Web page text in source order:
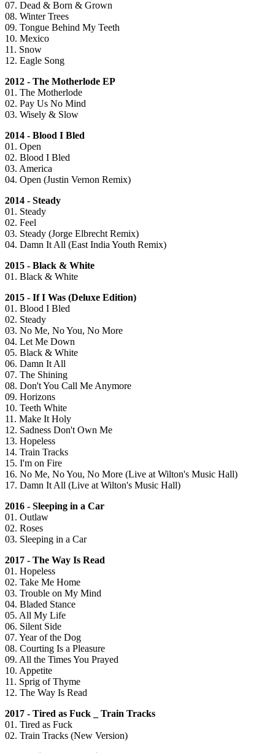
07. Dead & Born & Grown
08. Winter Trees
09. Tongue Behind My Teeth
10. Mexico
11. Snow
12. Eagle Song
2012 - The Motherlode EP
01. The Motherlode
02. Pay Us No Mind
03. Wisely & Slow
2014 - Blood I Bled
01. Open
02. Blood I Bled
03. America
04. Open (Justin Vernon Remix)
2014 - Steady
01. Steady
02. Feel
03. Steady (Jorge Elbrecht Remix)
04. Damn It All (East India Youth Remix)
2015 - Black & White
01. Black & White
2015 - If I Was (Deluxe Edition)
01. Blood I Bled
02. Steady
03. No Me, No You, No More
04. Let Me Down
05. Black & White
06. Damn It All
07. The Shining
08. Don't You Call Me Anymore
09. Horizons
10. Teeth White
11. Make It Holy
12. Sadness Don't Own Me
13. Hopeless
14. Train Tracks
15. I'm on Fire
16. No Me, No You, No More (Live at Wilton's Music Hall)
17. Damn It All (Live at Wilton's Music Hall)
2016 - Sleeping in a Car
01. Outlaw
02. Roses
03. Sleeping in a Car
2017 - The Way Is Read
01. Hopeless
02. Take Me Home
03. Trouble on My Mind
04. Bladed Stance
05. All My Life
06. Silent Side
07. Year of the Dog
08. Courting Is a Pleasure
09. All the Times You Prayed
10. Appetite
11. Sprig of Thyme
12. The Way Is Read
2017 - Tired as Fuck _ Train Tracks
01. Tired as Fuck
02. Train Tracks (New Version)